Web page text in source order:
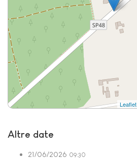
Leaflet
Altre date
21/06/2026 09:30